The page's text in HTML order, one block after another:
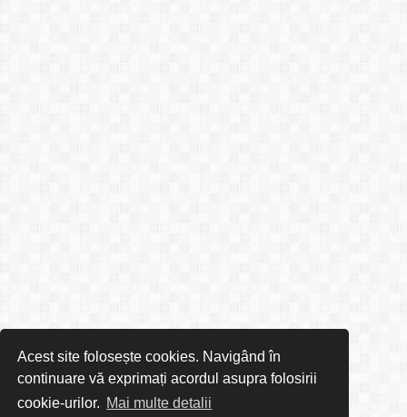
Acest site folosește cookies. Navigând în
continuare vă exprimați acordul asupra folosirii
cookie-urilor. Mai multe detalii